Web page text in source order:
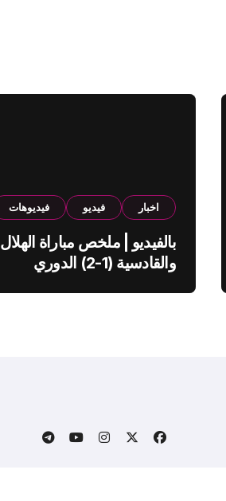
اخبار فيديو فيديوهات
بالفيديو | ملخص مباراة الهلال
والقادسية (1-2) الدوري